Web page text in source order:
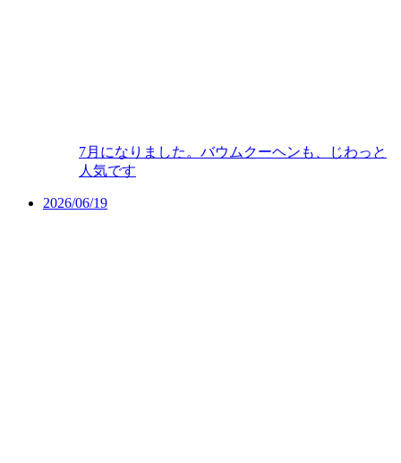
7月になりました。バウムクーヘンも、じわっと
人気です
2026/06/19